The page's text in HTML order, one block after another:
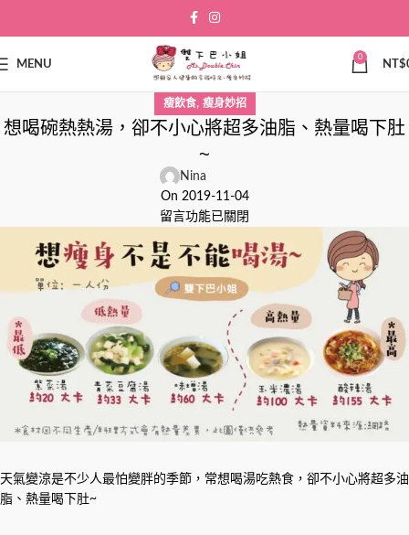
MENU
0
NT$
瘦飲食, 瘦身妙招
想喝碗熱熱湯，卻不小心將超多油脂、熱量喝下肚
~
Nina
On 2019-11-04
留言功能已關閉
天氣變涼是不少人最怕變胖的季節，常想喝湯吃熱食，卻不小心將超多油
脂、熱量喝下肚~